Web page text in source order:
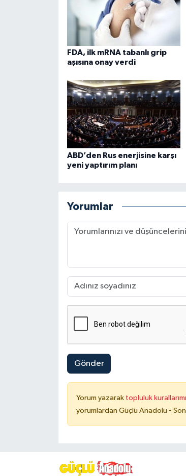
FDA, ilk mRNA tabanlı grip
aşısına onay verdi
ABD’den Rus enerjisine karşı
yeni yaptırım planı
Yorumlar
Gönder
Yorum yazarak topluluk
yorumlardan Güçlü Anadolu -